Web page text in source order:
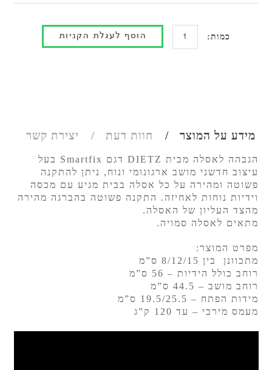
כמות:
מידע על המוצר חוות דעת יצירת קשר
הגבהה לאסלה מבית DIETZ דגם Smartfix בעל
עיצוב חדשני מושב ארגונומי ונוח, ניתן להתקנה
פשוטה ומהירה על כל אסלה בבית מגיע עם מכסה
וידיות נוחות לאחיזה. התקנה פשוטה בהברגה מהירה
מהצד העליון של האסלה.
מתאים לאסלה סמויה.
מפרט המוצר:
מתכוונן בין 8/12/15 ס”מ
רוחב כולל הידיות – 56 ס”מ
רוחב מושב – 44.5 ס”מ
מידות הפתח – 19.5/25.5 ס”מ
מעמס מירבי – עד 120 ק”ג